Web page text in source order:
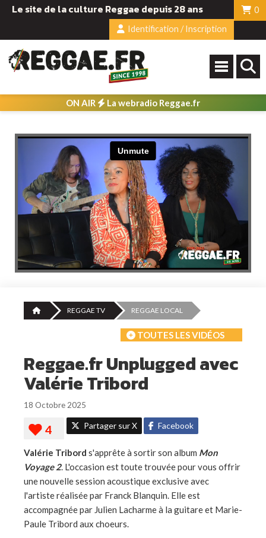
Le site de la culture Reggae depuis 28 ans
0
Identification / Inscription
ON AIR La webradio Reggae.fr
REGGAE TV REGGAE LOCAL
TOUTES LES VIDÉOS
Reggae.fr Unplugged avec
Valérie Tribord
18 Octobre 2025
Partager sur X Facebook
Valérie Tribord s'apprête à sortir son album Mon
Voyage 2. L'occasion est toute trouvée pour vous offrir
une nouvelle session acoustique exclusive avec
l'artiste réalisée par Franck Blanquin. Elle est
accompagnée par Julien Lacharme à la guitare et Marie-
Paule Tribord aux choeurs.